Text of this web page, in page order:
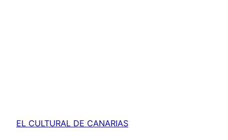
EL CULTURAL DE CANARIAS